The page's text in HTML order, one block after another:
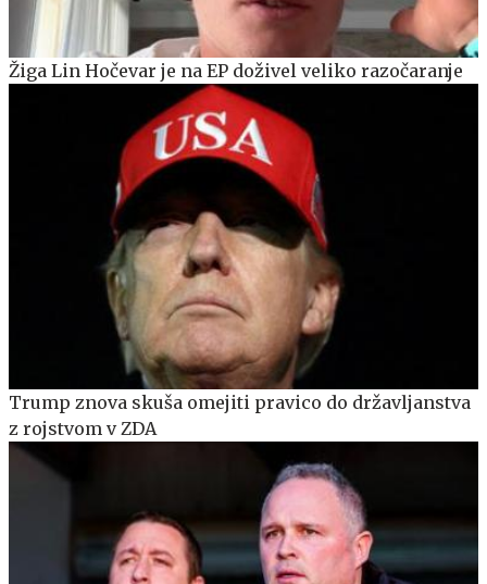
Žiga Lin Hočevar je na EP doživel veliko razočaranje
Trump znova skuša omejiti pravico do državljanstva
z rojstvom v ZDA